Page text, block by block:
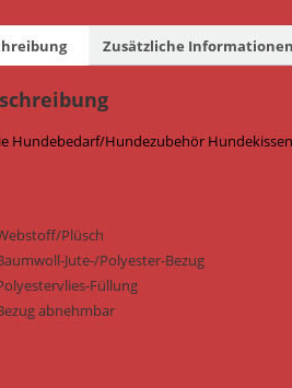
Zusätzliche Informationen
Hundebedarf/Hundezubehör
Plüsch
Jute-/Polyester-Bezug
Füllung
abnehmbar